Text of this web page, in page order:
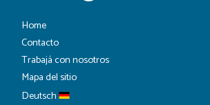
Home
Contacto
Trabajá con nosotros
Mapa del sitio
Deutsch